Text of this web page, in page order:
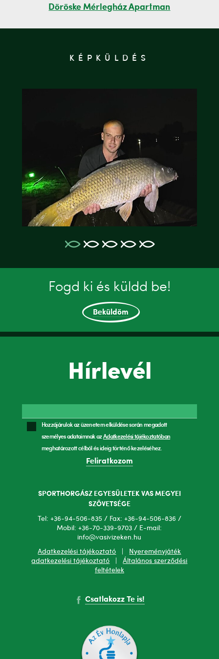
Döröske Mérlegház Apartman
KÉPKÜLDÉS
Fogd ki és küldd be!
Beküldöm
Hírlevél
Hozzájárulok az üzenetem elküldése során megadott
személyes adataimnak azAdatkezelési tájékoztatóban
meghatározott célból és ideig történő kezeléséhez.
Feliratkozom
SPORTHORGÁSZ EGYESÜLETEK VAS MEGYEI
SZÖVETSÉGE
Tel: +36-94-506-835 / Fax: +36-94-506-836 /
Mobil: +36-70-339-9703 / E-mail:
info@vasivizeken.hu
Adatkezelési tájékoztató
Nyereményjáték
adatkezelési tájékoztató |Általános szerződési
feltételek
Csatlakozz Te is!